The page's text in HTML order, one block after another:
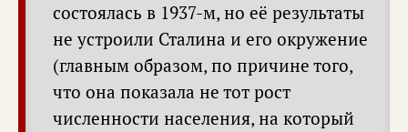
состоялась в 1937-м, но её результаты
не устроили Сталина и его окружение
(главным образом, по причине того,
что она показала не тот рост
численности населения, на который